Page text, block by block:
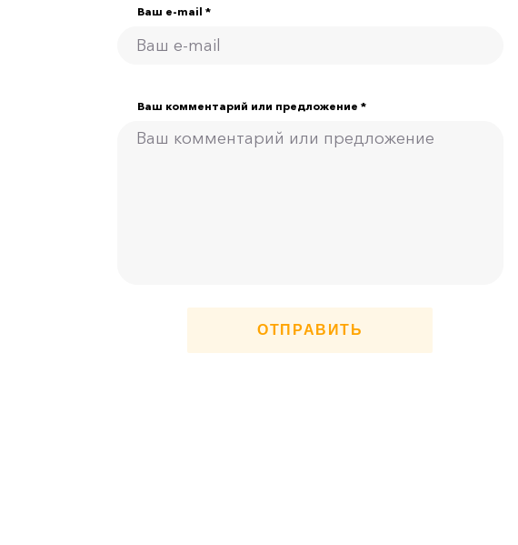
Ваш e-mail *
Ваш комментарий или предложение *
ОТПРАВИТЬ